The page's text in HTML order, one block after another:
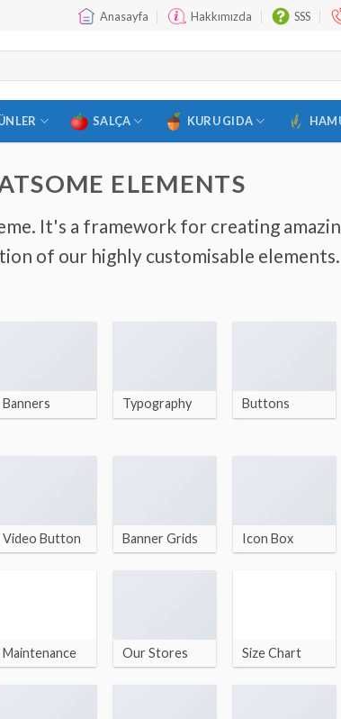
Anasayfa Hakkımızda SSS
SALÇA KURU GIDA
ELEMENTS
It's a framework for creating
of our highly customisable elements.
Banners Typography Buttons
Video Button Banner Grids Icon Box
Maintenance Our Stores Size Chart